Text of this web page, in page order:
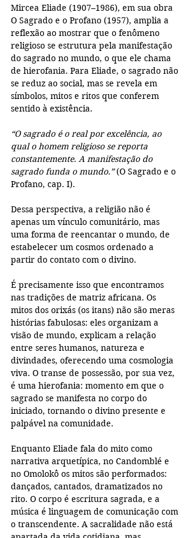
Mircea Eliade (1907–1986), em sua obra
O Sagrado e o Profano (1957), amplia a
reflexão ao mostrar que o fenômeno
religioso se estrutura pela manifestação
do sagrado no mundo, o que ele chama
de hierofania. Para Eliade, o sagrado não
se reduz ao social, mas se revela em
símbolos, mitos e ritos que conferem
sentido à existência.
“O sagrado é o real por excelência, ao
qual o homem religioso se reporta
constantemente. A manifestação do
sagrado funda o mundo.” (O Sagrado e o
Profano, cap. I).
Dessa perspectiva, a religião não é
apenas um vínculo comunitário, mas
uma forma de reencantar o mundo, de
estabelecer um cosmos ordenado a
partir do contato com o divino.
É precisamente isso que encontramos
nas tradições de matriz africana. Os
mitos dos orixás (os itans) não são meras
histórias fabulosas: eles organizam a
visão de mundo, explicam a relação
entre seres humanos, natureza e
divindades, oferecendo uma cosmologia
viva. O transe de possessão, por sua vez,
é uma hierofania: momento em que o
sagrado se manifesta no corpo do
iniciado, tornando o divino presente e
palpável na comunidade.
Enquanto Eliade fala do mito como
narrativa arquetípica, no Candomblé e
no Omolokô os mitos são performados:
dançados, cantados, dramatizados no
rito. O corpo é escritura sagrada, e a
música é linguagem de comunicação com
o transcendente. A sacralidade não está